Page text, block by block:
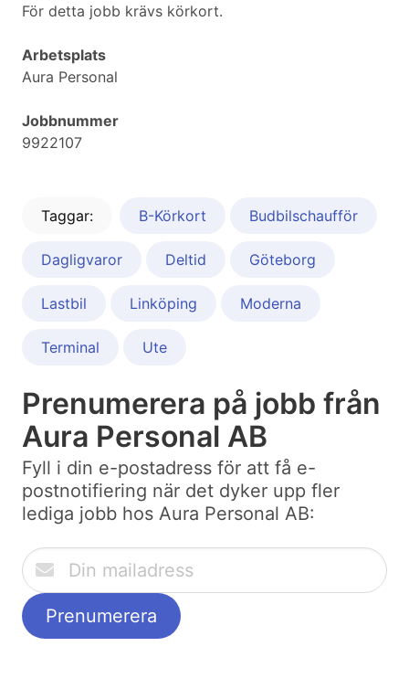
För detta jobb krävs körkort.
Arbetsplats
Aura Personal
Jobbnummer
9922107
Taggar: B-Körkort Budbilschaufför
Dagligvaror Deltid Göteborg
Lastbil Linköping Moderna
Terminal Ute
Prenumerera på jobb från
Aura Personal AB
Fyll i din e-postadress för att få e-
postnotifiering när det dyker upp fler
lediga jobb hos Aura Personal AB: